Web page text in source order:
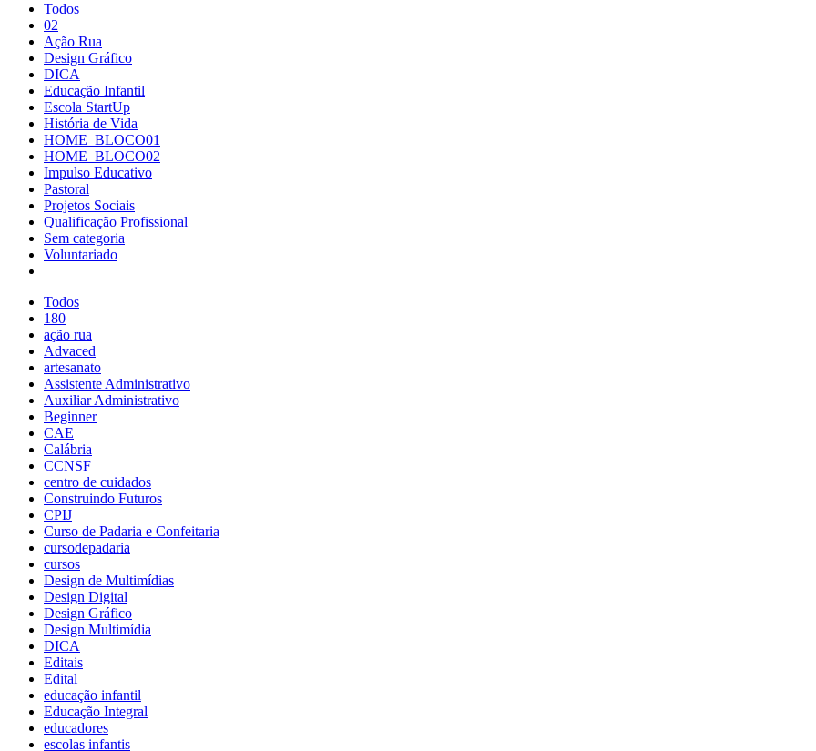
Todos
02
Ação Rua
Design Gráfico
DICA
Educação Infantil
Escola StartUp
História de Vida
HOME_BLOCO01
HOME_BLOCO02
Impulso Educativo
Pastoral
Projetos Sociais
Qualificação Profissional
Sem categoria
Voluntariado
Todos
180
ação rua
Advaced
artesanato
Assistente Administrativo
Auxiliar Administrativo
Beginner
CAE
Calábria
CCNSF
centro de cuidados
Construindo Futuros
CPIJ
Curso de Padaria e Confeitaria
cursodepadaria
cursos
Design de Multimídias
Design Digital
Design Gráfico
Design Multimídia
DICA
Editais
Edital
educação infantil
Educação Integral
educadores
escolas infantis